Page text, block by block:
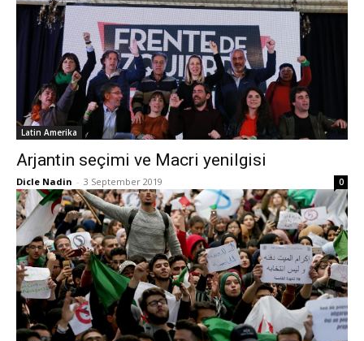
Latin Amerika
Arjantin seçimi ve Macri yenilgisi
Dicle Nadin - 3 September 2019 0